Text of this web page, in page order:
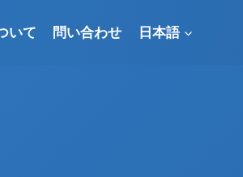
いて 問い合わせ 日本語